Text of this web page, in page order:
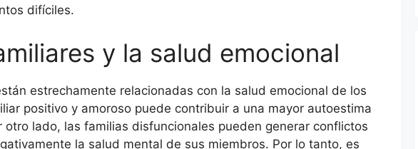
difíciles.
y la salud emocional
estrechamente relacionadas con la salud emocional de los
positivo y amoroso puede contribuir a una mayor autoestima
otro lado, las familias disfuncionales pueden generar conflictos
la salud mental de sus miembros. Por lo tanto, es